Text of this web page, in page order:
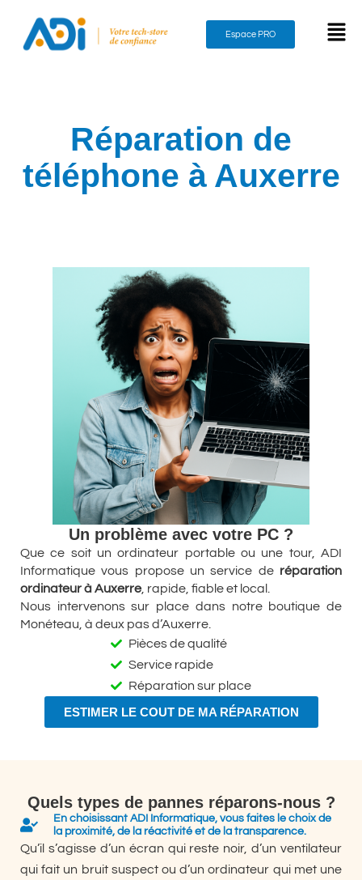
Espace PRO
Réparation de
téléphone à Auxerre
Un problème avec votre PC ?
Que ce soit un ordinateur portable ou une tour, ADI
Informatique vous propose un service de réparation
ordinateur à Auxerre, rapide, fiable et local.
Nous intervenons sur place dans notre boutique de
Monéteau, à deux pas d’Auxerre.
Pièces de qualité
Service rapide
Réparation sur place
ESTIMER LE COUT DE MA RÉPARATION
Quels types de pannes réparons-nous ?
En choisissant ADI Informatique, vous faites le choix de
la proximité, de la réactivité et de la transparence.
Qu’il s’agisse d’un écran qui reste noir, d’un ventilateur
qui fait un bruit suspect ou d’un ordinateur qui met une